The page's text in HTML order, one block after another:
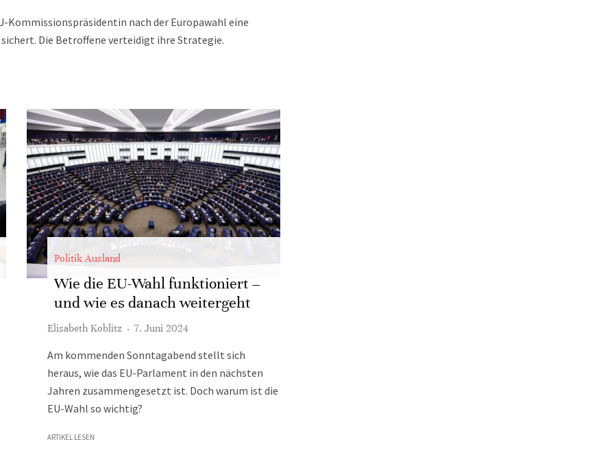
Kommissionspräsidentin nach der Europawahl eine
Die Betroffene verteidigt ihre Strategie.
Politik Ausland
Wie die EU-Wahl funktioniert –
und wie es danach weitergeht
Elisabeth Koblitz · 7. Juni 2024
Am kommenden Sonntagabend stellt sich
heraus, wie das EU-Parlament in den nächsten
Jahren zusammengesetzt ist. Doch warum ist die
EU-Wahl so wichtig?
ARTIKEL LESEN